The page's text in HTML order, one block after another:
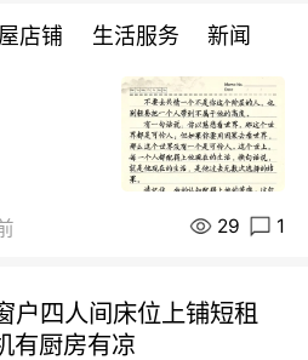
起 ~包拼房
每周铁发！
店铺 生活服务 新闻
29 1
四人间床位上铺短租
有厨房有凉